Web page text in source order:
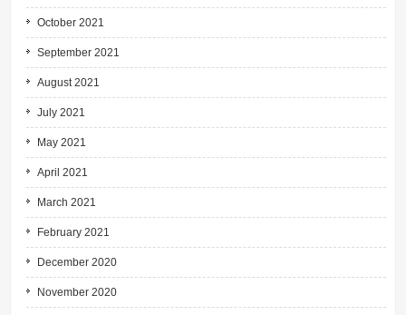
October 2021
September 2021
August 2021
July 2021
May 2021
April 2021
March 2021
February 2021
December 2020
November 2020